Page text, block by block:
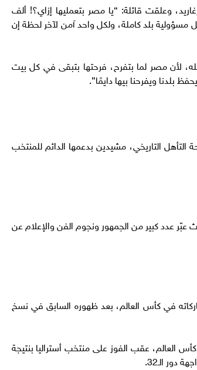
وعلقت قائلة: “يا مصر بتعمليها إزاي؟! ألف
بلد كاملة، ولكل واحد آمن لآخر لحظة إن
لأن مصر لما بتفرح، فرحتها بتبقى في كل بيت
بلدنا ويفرحنا بيها دايمًا”.
التاريخي، مشيدين بدعمها الدائم للمنتخب
عدد كبير من الجمهور ونجوم الفن والإعلام عن
في كأس العالم، بعد ظهوره السابق في نسخ
غير مسبوق، بعدما تأهل إلى دور الـ16 ببطولة كأس العالم، عقب الفوز على منتخب أستراليا بنتيجة